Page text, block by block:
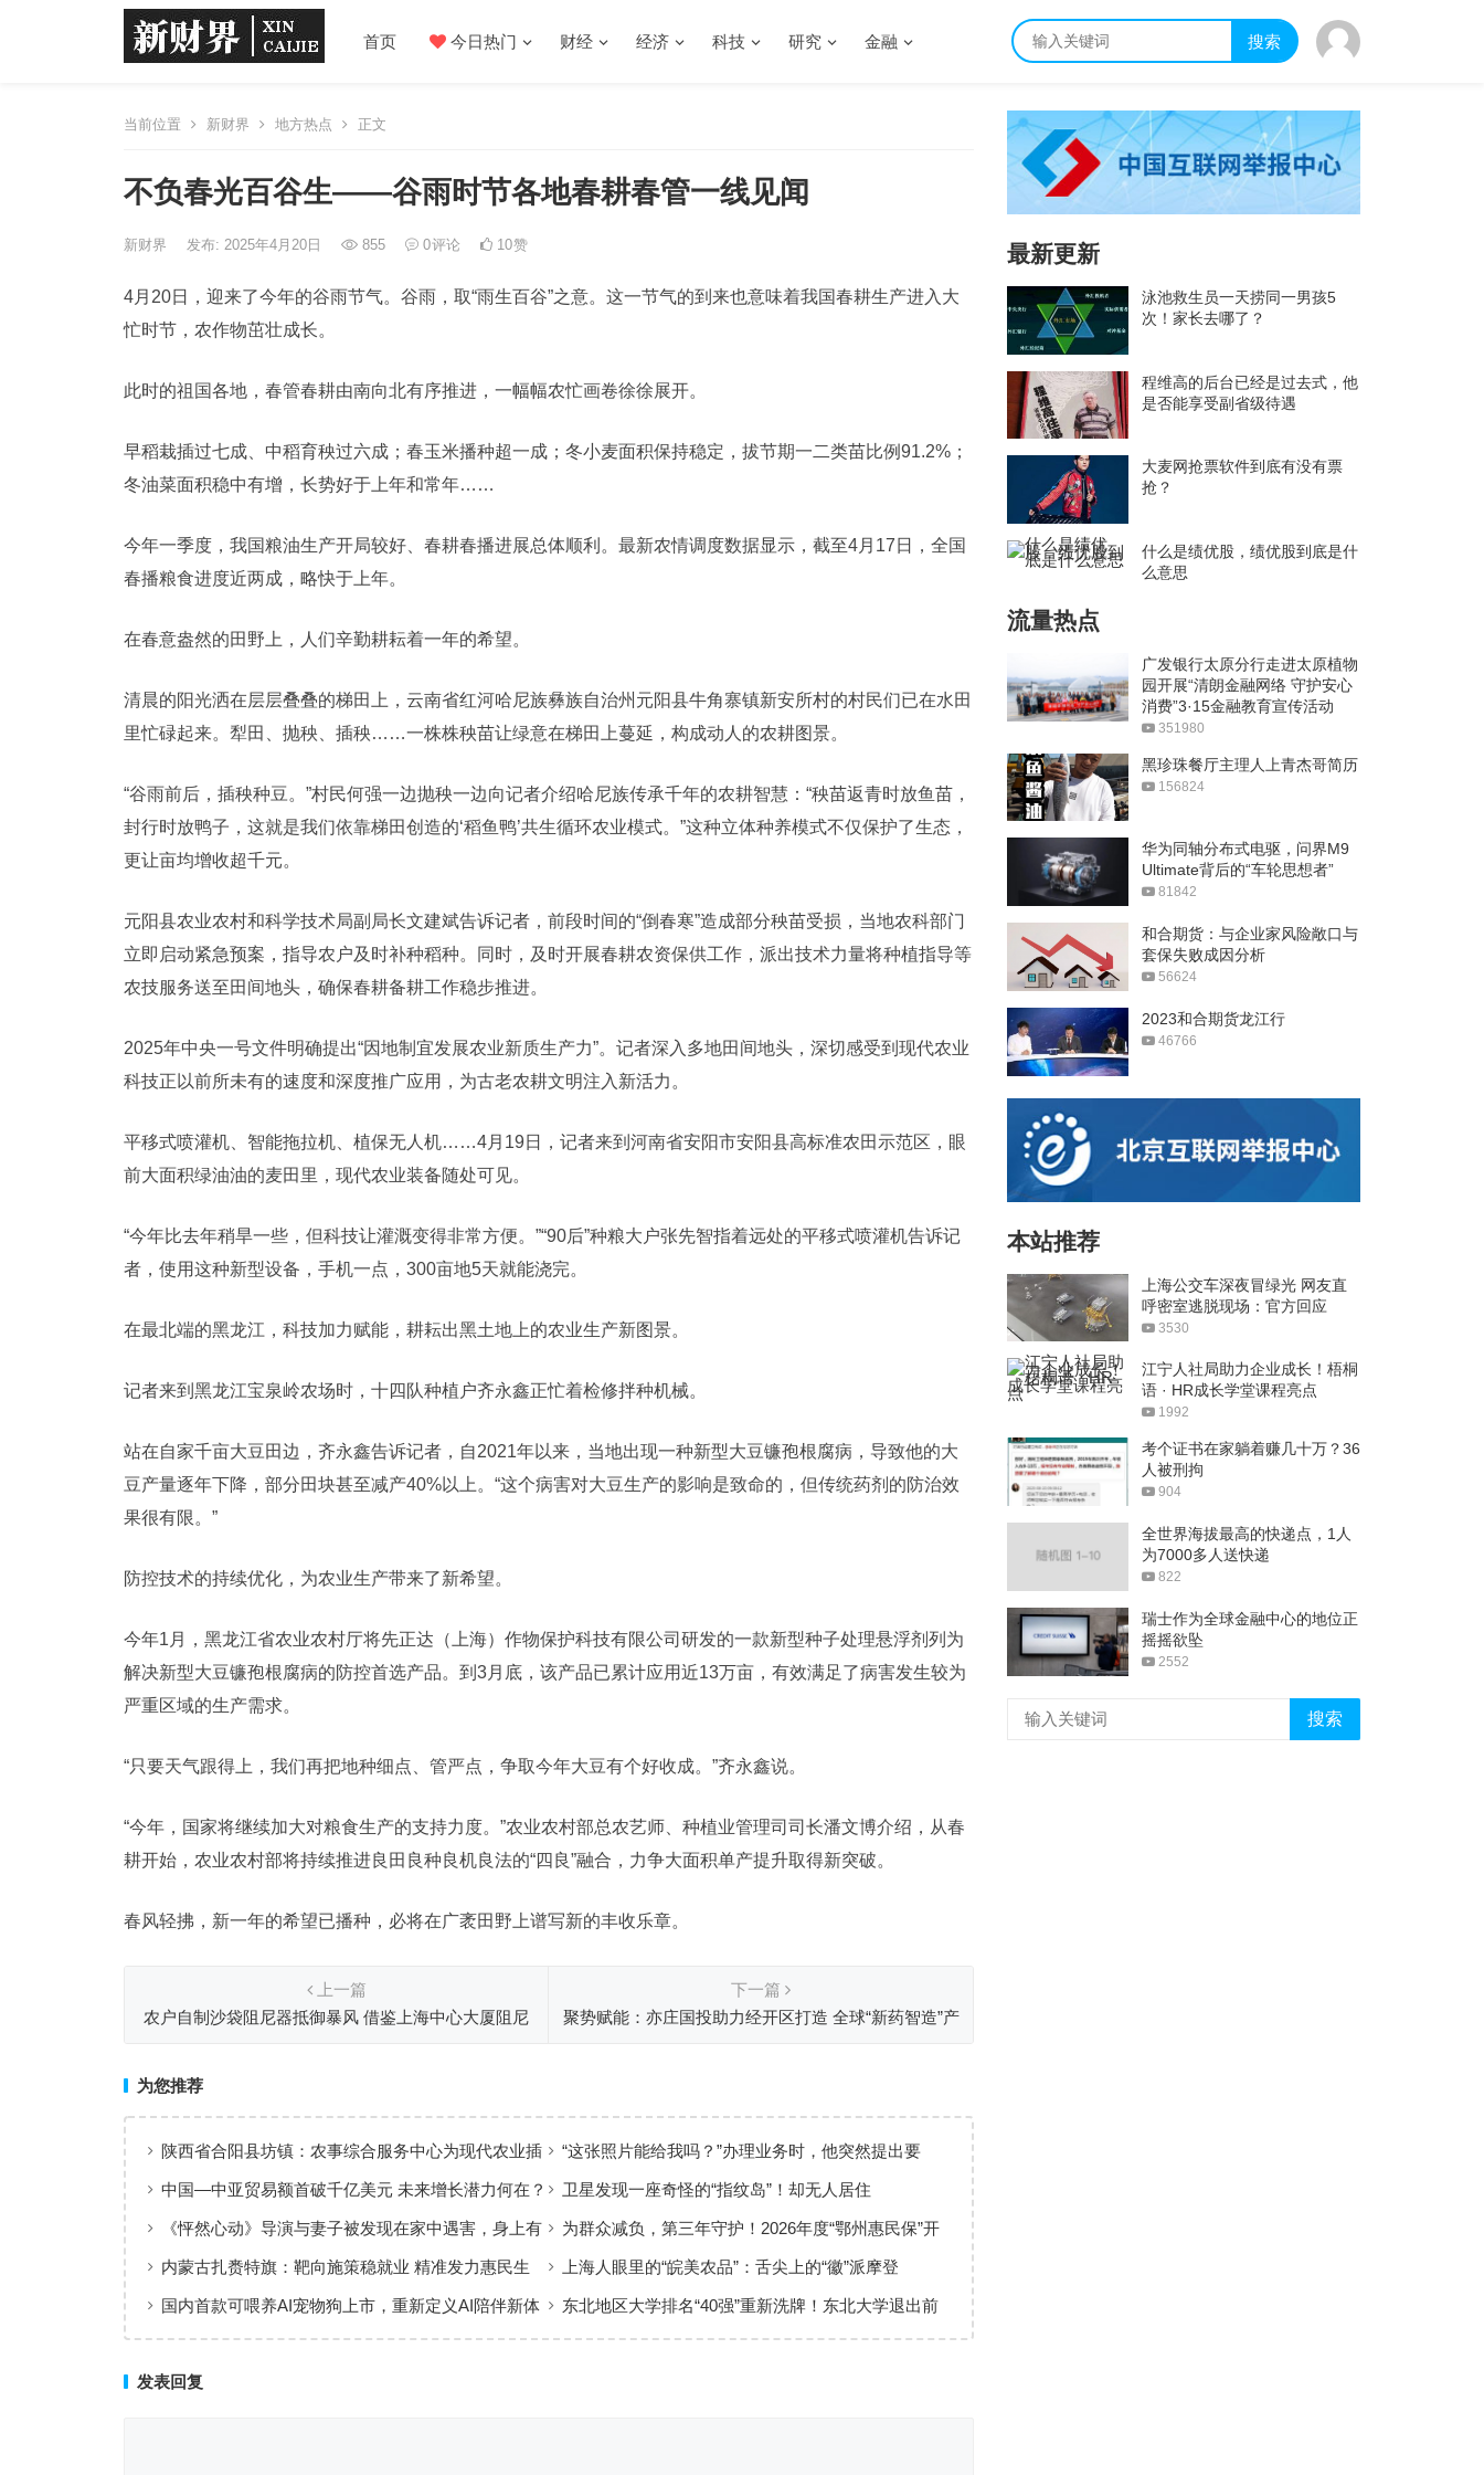
首页 今日热门 财经 经济 科技 研究 金融 搜索
当前位置 新财界 地方热点 正文
不负春光百谷生——谷雨时节各地春耕春管一线见闻
新财界 发布: 2025年4月20日 855 0评论 10赞
4月20日，迎来了今年的谷雨节气。谷雨，取“雨生百谷”之意。这一节气的到来也意味着我国春耕生产进入大
忙时节，农作物茁壮成长。
此时的祖国各地，春管春耕由南向北有序推进，一幅幅农忙画卷徐徐展开。
早稻栽插过七成、中稻育秧过六成；春玉米播种超一成；冬小麦面积保持稳定，拔节期一二类苗比例91.2%；
冬油菜面积稳中有增，长势好于上年和常年……
今年一季度，我国粮油生产开局较好、春耕春播进展总体顺利。最新农情调度数据显示，截至4月17日，全国
春播粮食进度近两成，略快于上年。
在春意盎然的田野上，人们辛勤耕耘着一年的希望。
清晨的阳光洒在层层叠叠的梯田上，云南省红河哈尼族彝族自治州元阳县牛角寨镇新安所村的村民们已在水田
里忙碌起来。犁田、抛秧、插秧……一株株秧苗让绿意在梯田上蔓延，构成动人的农耕图景。
“谷雨前后，插秧种豆。”村民何强一边抛秧一边向记者介绍哈尼族传承千年的农耕智慧：“秧苗返青时放鱼苗，
封行时放鸭子，这就是我们依靠梯田创造的‘稻鱼鸭’共生循环农业模式。”这种立体种养模式不仅保护了生态，
更让亩均增收超千元。
元阳县农业农村和科学技术局副局长文建斌告诉记者，前段时间的“倒春寒”造成部分秧苗受损，当地农科部门
立即启动紧急预案，指导农户及时补种稻种。同时，及时开展春耕农资保供工作，派出技术力量将种植指导等
农技服务送至田间地头，确保春耕备耕工作稳步推进。
2025年中央一号文件明确提出“因地制宜发展农业新质生产力”。记者深入多地田间地头，深切感受到现代农业
科技正以前所未有的速度和深度推广应用，为古老农耕文明注入新活力。
平移式喷灌机、智能拖拉机、植保无人机……4月19日，记者来到河南省安阳市安阳县高标准农田示范区，眼
前大面积绿油油的麦田里，现代农业装备随处可见。
“今年比去年稍旱一些，但科技让灌溉变得非常方便。”“90后”种粮大户张先智指着远处的平移式喷灌机告诉记
者，使用这种新型设备，手机一点，300亩地5天就能浇完。
在最北端的黑龙江，科技加力赋能，耕耘出黑土地上的农业生产新图景。
记者来到黑龙江宝泉岭农场时，十四队种植户齐永鑫正忙着检修拌种机械。
站在自家千亩大豆田边，齐永鑫告诉记者，自2021年以来，当地出现一种新型大豆镰孢根腐病，导致他的大
豆产量逐年下降，部分田块甚至减产40%以上。“这个病害对大豆生产的影响是致命的，但传统药剂的防治效
果很有限。”
防控技术的持续优化，为农业生产带来了新希望。
今年1月，黑龙江省农业农村厅将先正达（上海）作物保护科技有限公司研发的一款新型种子处理悬浮剂列为
解决新型大豆镰孢根腐病的防控首选产品。到3月底，该产品已累计应用近13万亩，有效满足了病害发生较为
严重区域的生产需求。
“只要天气跟得上，我们再把地种细点、管严点，争取今年大豆有个好收成。”齐永鑫说。
“今年，国家将继续加大对粮食生产的支持力度。”农业农村部总农艺师、种植业管理司司长潘文博介绍，从春
耕开始，农业农村部将持续推进良田良种良机良法的“四良”融合，力争大面积单产提升取得新突破。
春风轻拂，新一年的希望已播种，必将在广袤田野上谱写新的丰收乐章。
上一篇
农户自制沙袋阻尼器抵御暴风 借鉴上海中心大厦阻尼
下一篇
聚势赋能：亦庄国投助力经开区打造 全球“新药智造”产
为您推荐
陕西省合阳县坊镇：农事综合服务中心为现代农业插
上“金翅膀”
“这张照片能给我吗？”办理业务时，他突然提出要
求……
中国—中亚贸易额首破千亿美元 未来增长潜力何在？ 卫星发现一座奇怪的“指纹岛”！却无人居住
《怦然心动》导演与妻子被发现在家中遇害，身上有
刀伤
为群众减负，第三年守护！2026年度“鄂州惠民保”开
放参保！
内蒙古扎赉特旗：靶向施策稳就业 精准发力惠民生 上海人眼里的“皖美农品”：舌尖上的“徽”派摩登
国内首款可喂养AI宠物狗上市，重新定义AI陪伴新体
东北地区大学排名“40强”重新洗牌！东北大学退出前
发表回复
最新更新
泳池救生员一天捞同一男孩5
次！家长去哪了？
程维高的后台已经是过去式，他
是否能享受副省级待遇
大麦网抢票软件到底有没有票
抢？
什么是绩优股，绩优股到底是什
么意思
流量热点
广发银行太原分行走进太原植物
园开展“清朗金融网络 守护安心
消费”3·15金融教育宣传活动
351980
黑珍珠餐厅主理人上青杰哥简历
156824
华为同轴分布式电驱，问界M9
Ultimate背后的“车轮思想者”
81842
和合期货：与企业家风险敞口与
套保失败成因分析
56624
2023和合期货龙江行
46766
本站推荐
上海公交车深夜冒绿光 网友直
呼密室逃脱现场：官方回应
3530
江宁人社局助力企业成长！梧桐
语 · HR成长学堂课程亮点
1992
考个证书在家躺着赚几十万？36
人被刑拘
904
全世界海拔最高的快递点，1人
为7000多人送快递
822
瑞士作为全球金融中心的地位正
摇摇欲坠
2552
搜索